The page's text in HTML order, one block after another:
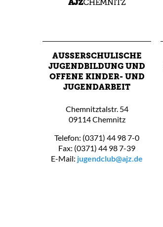
AUSSERSCHULISCHE J
UGENDBILDUNG UND O
FFENE KINDER- UND J
UGENDARBEIT
Chemnitztalstr. 54
09114 Chemnitz
Telefon: (0371) 44 98 7-0
Fax: (0371) 44 98 7-39
E-Mail: jugendclub@ajz.de